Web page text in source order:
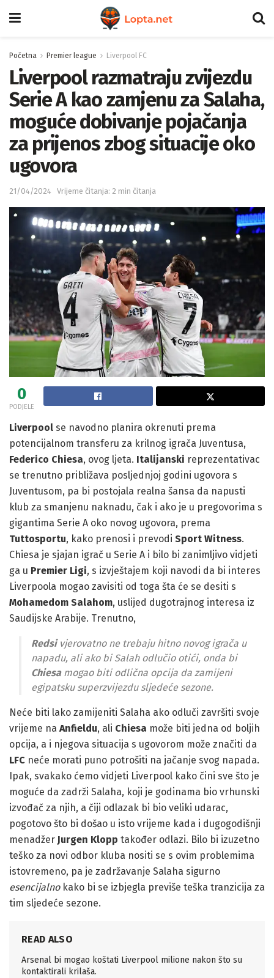
Početna Premier league Liverpool FC
Liverpool razmatraju zvijezdu
Serie A kao zamjenu za Salaha,
moguće dobivanje pojačanja
za prijenos zbog situacije oko
ugovora
21/04/2024 Vrijeme čitanja: 2 min čitanja
0
PODJELE
Liverpool se navodno planira okrenuti prema
potencijalnom transferu za krilnog igrača Juventusa,
Federico Chiesa, ovog ljeta. Italijanski reprezentativac
se trenutno približava posljednjoj godini ugovora s
Juventusom, pa bi postojala realna šansa da napusti
klub za smanjenu naknadu, čak i ako je u pregovorima s
gigantima Serie A oko novog ugovora, prema
Tuttosportu, kako prenosi i prevodi Sport Witness.
Chiesa je sjajan igrač u Serie A i bilo bi zanimljivo vidjeti
ga u Premier Ligi, s izvještajem koji navodi da bi interes
Liverpoola mogao zavisiti od toga šta će se desiti s
Mohamedom Salahom, uslijed dugotrajnog interesa iz
Saudijske Arabije. Trenutno,
Redsivjerovatno ne trebaju hitno novog igrača u
napadu, ali ako bi Salah odlučio otići, onda bi
Chiesamogao biti odlična opcija da zamijeni
egipatsku superzvijezdu sljedeće sezone.
Neće biti lako zamijeniti Salaha ako odluči završiti svoje
vrijeme na Anfieldu, ali Chiesa može biti jedna od boljih
opcija, a i njegova situacija s ugovorom može značiti da
LFC neće morati puno potrošiti na jačanje svog napada.
Ipak, svakako ćemo vidjeti Liverpool kako čini sve što je
moguće da zadrži Salaha, koji je godinama bio vrhunski
izvođač za njih, a čiji odlazak bi bio veliki udarac,
pogotovo što bi došao u isto vrijeme kada i dugogodišnji
menadžer Jurgen Klopp također odlazi. Bilo bi izuzetno
teško za novi odbor kluba nositi se s ovim problemima
istovremeno, pa je zadržavanje Salaha sigurno
esencijalnokako bi se izbjegla previše teška tranzicija za
tim sljedeće sezone.
READ ALSO
Arsenal bi mogao koštati Liverpool milione nakon što su
kontaktirali krilaša.